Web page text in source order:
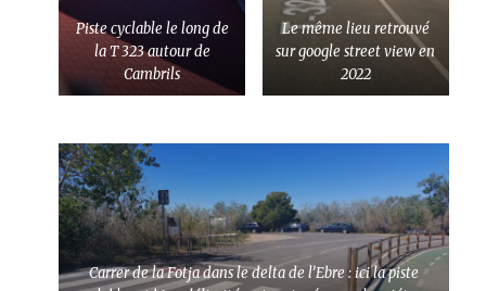
Piste cyclable le long de
la T 323 autour de
Cambrils
Le même lieu retrouvé
sur google street view en
2022
Carrer de la Fotja dans le delta de l’Ebre : ici la piste